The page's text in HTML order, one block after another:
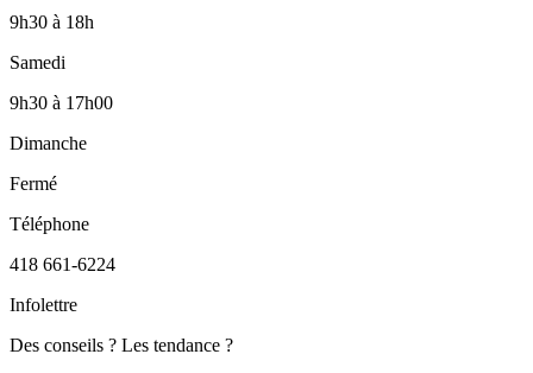
9h30 à 18h
Samedi
9h30 à 17h00
Dimanche
Fermé
Téléphone
418 661-6224
Infolettre
Des conseils ? Les tendance ?